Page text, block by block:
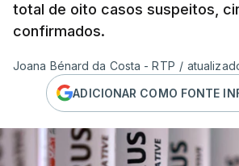
total de oito casos suspeitos,
confirmados.
Joana Bénard da Costa - RTP /
ADICIONAR COMO FONTE